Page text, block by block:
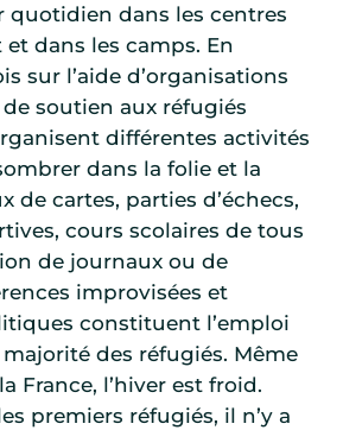
quotidien dans les centres
dans les camps. En
sur l’aide d’organisations
soutien aux réfugiés
différentes activités
dans la folie et la
de cartes, parties d’échecs,
cours scolaires de tous
de journaux ou de
improvisées et
constituent l’emploi
des réfugiés. Même
France, l’hiver est froid.
premiers réfugiés, il n’y a